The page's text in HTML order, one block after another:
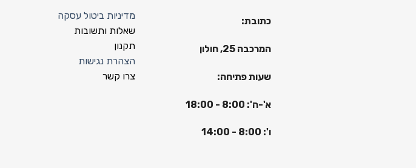
כתובת:
המרכבה 25, חולון
שעות פתיחה:
א'-ה': 8:00 - 18:00
ו': 8:00 - 14:00
מדיניות ביטול עסקה
שאלות ותשובות
תקנון
הצהרת נגישות
צרו קשר